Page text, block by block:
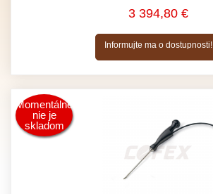
3 394,80 €
Informujte ma o dostupnosti!
Momentálne
nie je
skladom